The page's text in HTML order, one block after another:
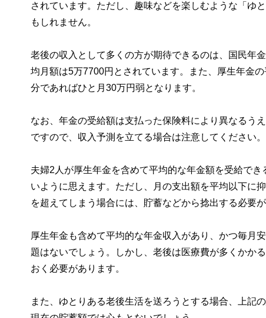
されています。ただし、趣味などを楽しむような「ゆ
もしれません。
老後の収入として多くの方が期待できるのは、国民年
均月額は5万7700円とされています。また、厚生年金
分であればひと月30万円弱となります。
なお、年金の受給額は支払った保険料により異なるう
ですので、収入予測を立てる場合は注意してください。
夫婦2人が厚生年金を含めて平均的な年金額を受給で
いように思えます。ただし、月の支出額を平均以下に
を超えてしまう場合には、貯蓄などから捻出する必要が
厚生年金も含めて平均的な年金収入があり、かつ毎月
題はないでしょう。しかし、老後は医療費が多くかか
おく必要があります。
また、ゆとりある老後生活を送ろうとする場合、上記